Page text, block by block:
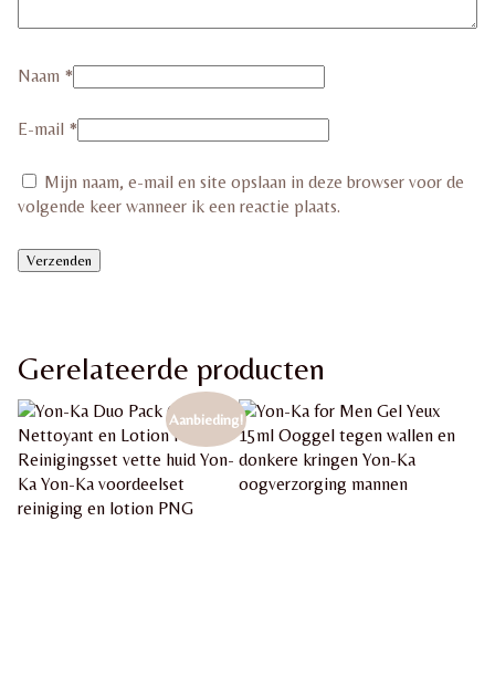
Naam *
E-mail *
Mijn naam, e-mail en site opslaan in deze browser voor de
volgende keer wanneer ik een reactie plaats.
Gerelateerde producten
Aanbieding!